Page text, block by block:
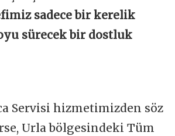
sadece bir kerelik
sürecek bir dostluk
Servisi hizmetimizden söz
Urla bölgesindeki Tüm